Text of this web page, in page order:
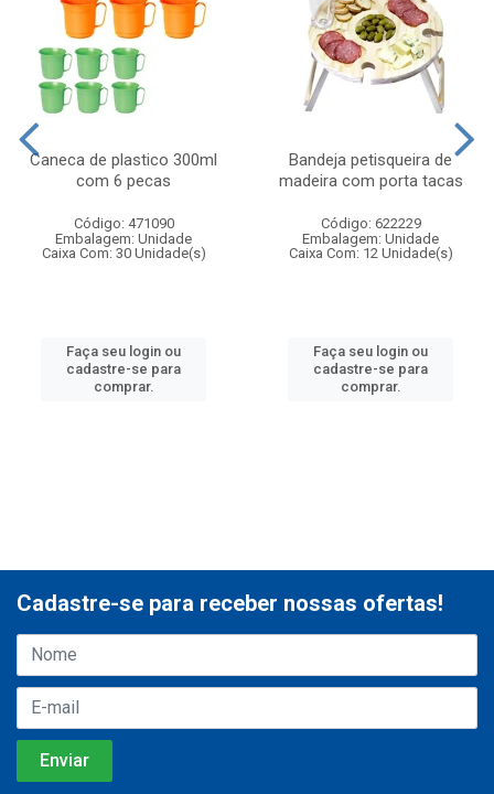
Caneca de plastico 300ml
com 6 pecas
Código: 471090
Embalagem: Unidade
Caixa Com: 30 Unidade(s)
Faça seu login ou
cadastre-se para
comprar.
Bandeja petisqueira de
madeira com porta tacas
Código: 622229
Embalagem: Unidade
Caixa Com: 12 Unidade(s)
Faça seu login ou
cadastre-se para
comprar.
Cadastre-se para receber nossas ofertas!